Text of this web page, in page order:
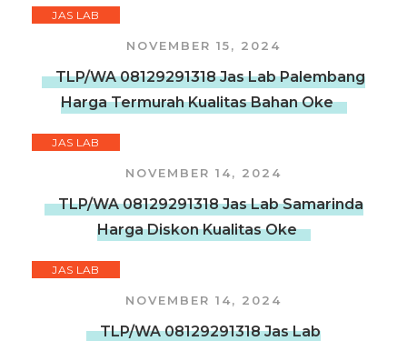
JAS LAB
NOVEMBER 15, 2024
TLP/WA 08129291318 Jas Lab Palembang
Harga Termurah Kualitas Bahan Oke
JAS LAB
NOVEMBER 14, 2024
TLP/WA 08129291318 Jas Lab Samarinda
Harga Diskon Kualitas Oke
JAS LAB
NOVEMBER 14, 2024
TLP/WA 08129291318 Jas Lab